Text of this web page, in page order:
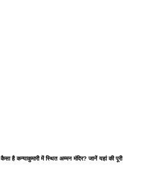
कन्याकुमारी में स्थित अम्मन मंदिर? जानें यहां की पूरी